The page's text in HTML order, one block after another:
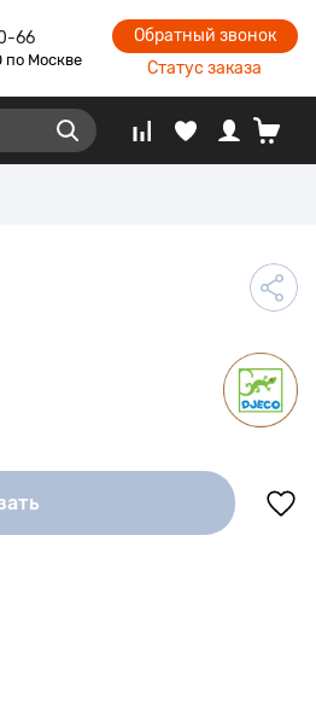
66
по Москве
Обратный звонок
Статус заказа